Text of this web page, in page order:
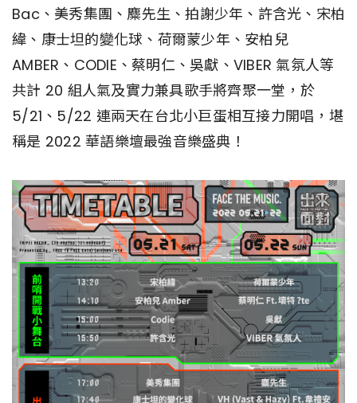
Bac、美秀集團、麋先生、拍謝少年、許含光、宋柏
緯、康士坦的變化球、荷爾蒙少年、安柏兒
AMBER、CODIE、蔡明仁、吳獻、VIBER 氣氛人等
共計 20 組人氣及實力兼具歌手將齊聚一堂，於
5/21、5/22 連兩天在台北小巨蛋相互接力開唱，堪
稱是 2022 華語樂壇最強音樂盛典！